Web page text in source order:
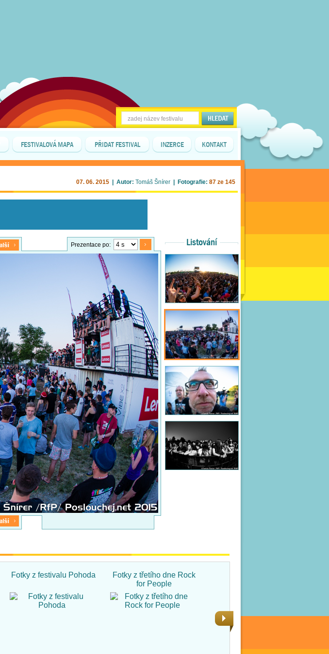
FESTIVALOVÁ MAPA PŘIDAT FESTIVAL INZERCE KONTAKT
07. 06. 2015 | Autor: Tomáš Šnírer | Fotografie: 87 ze 145
Prezentace po: Listování
Fotky z festivalu Pohoda
Fotky z třetího dne Rock
for People